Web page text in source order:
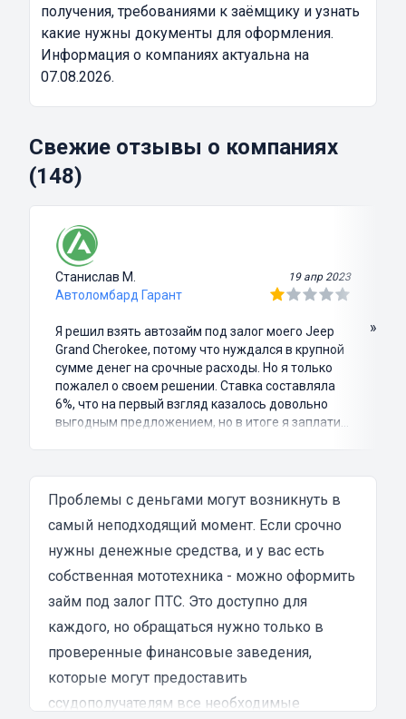
получения, требованиями к заёмщику и узнать
какие нужны документы для оформления.
Информация о компаниях актуальна на
07.08.2026.
Свежие отзывы о компаниях
(148)
Станислав М. 19 апр 2023
Автоломбард Гарант
Я решил взять автозайм под залог моего Jeep
Grand Cherokee, потому что нуждался в крупной
сумме денег на срочные расходы. Но я только
пожалел о своем решении. Ставка составляла
6%, что на первый взгляд казалось довольно
выгодным предложением, но в итоге я заплатил
затянутым и занял много времени и усилий.
Никакого профессионализма и
Разочарование и раздражение - это все, что я
испытал в результате этого кредита...
»
Проблемы с деньгами могут возникнуть в
самый неподходящий момент. Если срочно
нужны денежные средства, и у вас есть
собственная мототехника - можно оформить
займ под залог ПТС. Это доступно для
каждого, но обращаться нужно только в
проверенные финансовые заведения,
которые могут предоставить
ссудополучателям все необходимые